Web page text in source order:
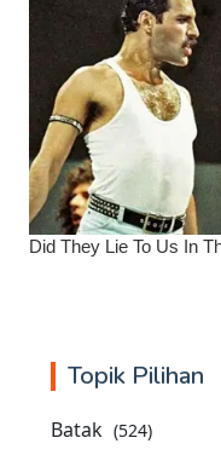
Topik Pilihan
Batak (524)